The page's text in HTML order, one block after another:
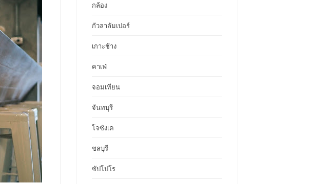
กล้อง
กัวลาลัมเปอร์
เกาะช้าง
คาเฟ่
จอมเทียน
จันทบุรี
โจซังเค
ชลบุรี
ซัปโปโร